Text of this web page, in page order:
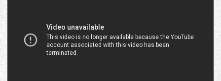
ALBUM)
[NWOBHM]